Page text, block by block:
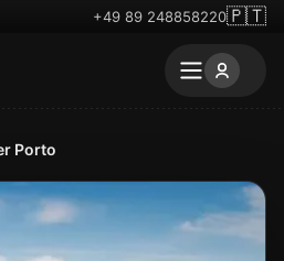
+49 89 248858220🇵🇹
Porto